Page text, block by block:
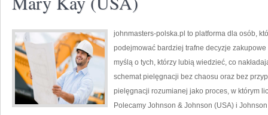
johnmasters-polska.pl to platforma dla osób,
podejmować bardziej trafne decyzje
myślą o tych, którzy lubią wiedzieć, co
schemat pielęgnacji bez chaosu oraz bez
pielęgnacji rozumianej jako proces, w którym
Polecamy Johnson & Johnson (USA) i